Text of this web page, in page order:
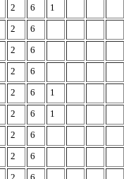
2 6 1
2 6
2 6
2 6
2 6 1
2 6 1
2 6
2 6